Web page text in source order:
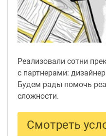
Реализовали сотни
с партнерами:
Будем рады помочь
сложности.
Смотреть